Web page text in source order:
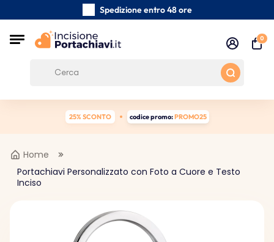
Spedizione entro 48 ore
Recensioni dei clienti:
0
25% SCONTO codice promo:PROMO25
Home
Portachiavi Personalizzato con Foto a Cuore e Testo
Inciso